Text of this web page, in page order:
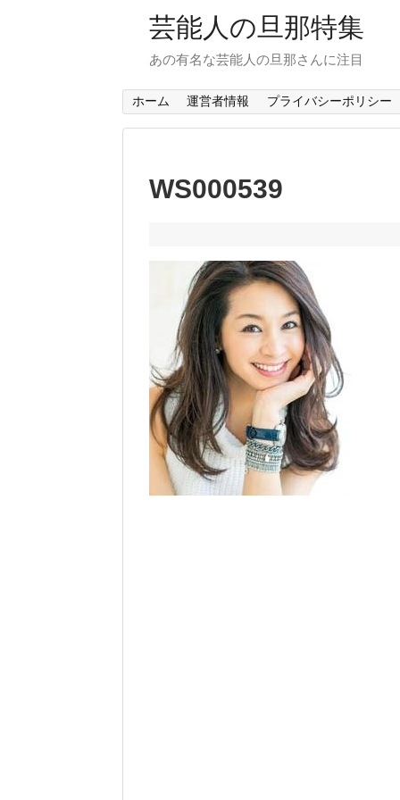
芸能人の旦那特集
あの有名な芸能人の旦那さんに注目
ホーム 運営者情報 プライバシーポリシー
WS000539